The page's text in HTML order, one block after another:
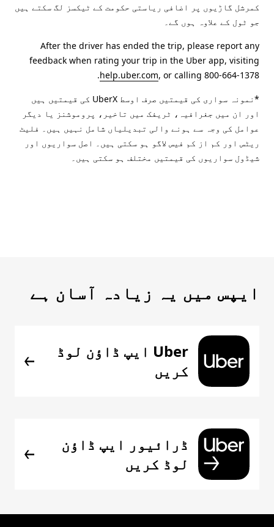
کمرشل گاڑیوں پر اضافی ریاستی حکومت کے ٹیکسز لگ سکتے ہیں
جو ٹول کے علاوہ ہوں گے۔
After the driver has ended the trip, please report any
feedback when rating your trip in the Uber app, visiting
help.uber.com, or calling 800-664-1378.
*نمونہ سواری کی قیمتیں صرف اوسط UberX کی قیمتیں ہیں
اور ان میں جغرافیہ، ٹریفک میں تاخیر، پروموشنز یا دیگر
عوامل کی وجہ سے ہونے والی تبدیلیاں شامل نہیں ہیں۔ فلیٹ
ریٹس اور کم از کم فیس لاگو ہو سکتی ہیں۔ اصل سواریوں اور
شیڈول سواریوں کی قیمتیں مختلف ہو سکتی ہیں۔
ایپس میں یہ زیادہ آسان ہے
Uber ایپ ڈاؤن لوڈ
کریں
ڈرائیور ایپ ڈاؤن
لوڈ کریں